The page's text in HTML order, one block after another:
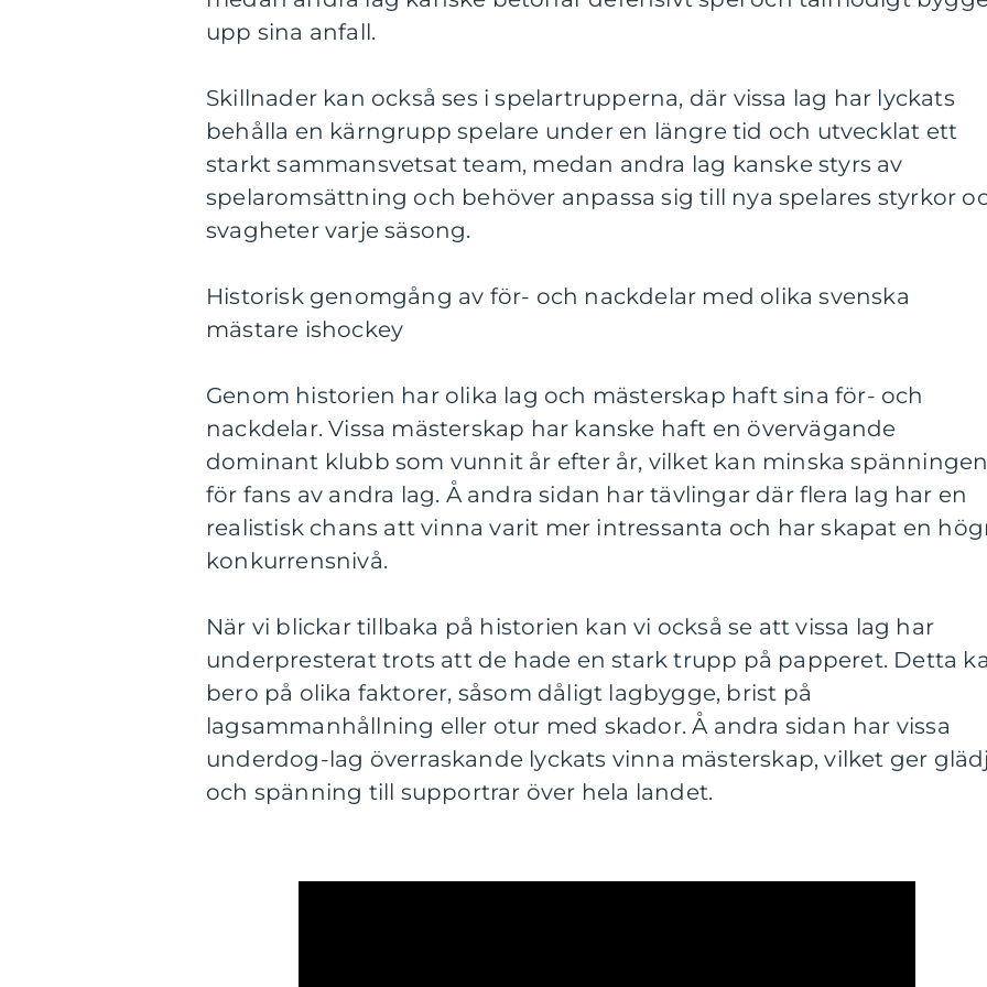
upp sina anfall.
Skillnader kan också ses i spelartrupperna, där vissa lag har lyckats
behålla en kärngrupp spelare under en längre tid och utvecklat ett
starkt sammansvetsat team, medan andra lag kanske styrs av
spelaromsättning och behöver anpassa sig till nya spelares styrkor
svagheter varje säsong.
Historisk genomgång av för- och nackdelar med olika svenska
mästare ishockey
Genom historien har olika lag och mästerskap haft sina för- och
nackdelar. Vissa mästerskap har kanske haft en övervägande
dominant klubb som vunnit år efter år, vilket kan minska
för fans av andra lag. Å andra sidan har tävlingar där flera lag har en
realistisk chans att vinna varit mer intressanta och har skapat en
konkurrensnivå.
När vi blickar tillbaka på historien kan vi också se att vissa lag har
underpresterat trots att de hade en stark trupp på papperet. Detta
bero på olika faktorer, såsom dåligt lagbygge, brist på
lagsammanhållning eller otur med skador. Å andra sidan har vissa
underdog-lag överraskande lyckats vinna mästerskap, vilket ger
och spänning till supportrar över hela landet.